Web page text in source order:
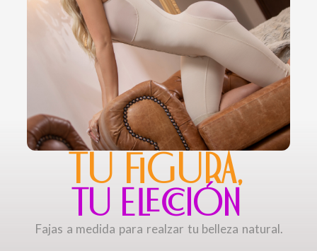
TU FIGURA,
TU ELECCIÓN
Fajas a medida para realzar tu belleza natural.